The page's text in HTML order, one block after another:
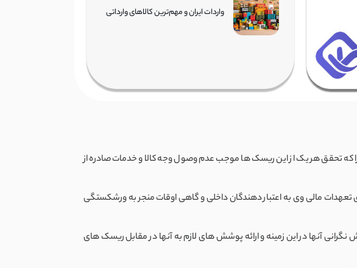
واردات ایران و مهم‌ترین کالاهای وارداتی
که تحقق هر یک از این ریسک ها موجب عدم وصول وجه کالا و خدمات صادره از
تعهدات مالی وی به اعتبار دهندگان داخلی و گاهی اوقات منجر به ورشکستگی
آنها در این زمینه و ارائه پوشش های لازم به آنها در مقابل ریسک های